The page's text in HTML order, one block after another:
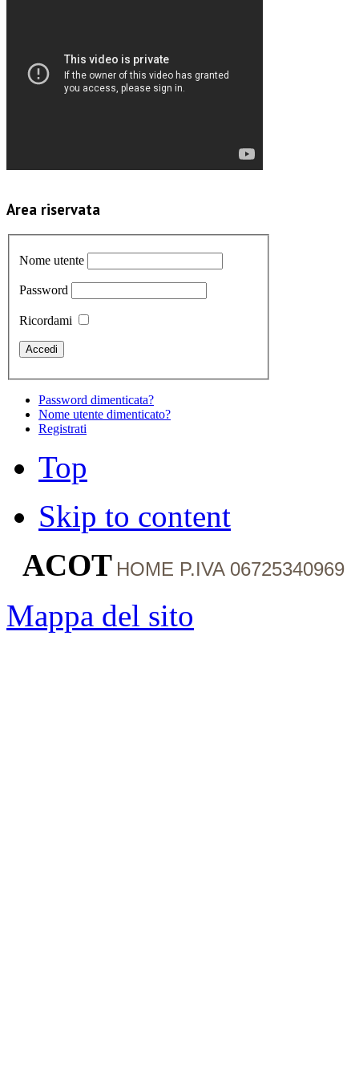
Area riservata
Nome utente
Password
Ricordami
Password dimenticata?
Nome utente dimenticato?
Registrati
Top
Skip to content
ACOT HOME P.IVA 06725340969
Mappa del sito